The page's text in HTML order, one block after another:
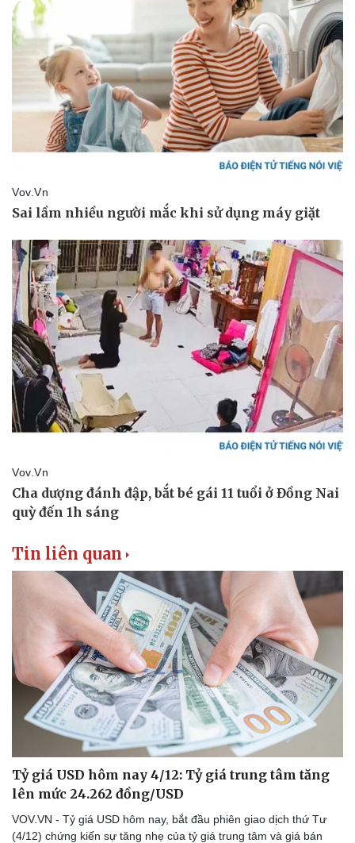
Tin liên quan
Tỷ giá USD hôm nay 4/12: Tỷ giá trung tâm tăng
lên mức 24.262 đồng/USD
VOV.VN - Tỷ giá USD hôm nay, bắt đầu phiên giao dịch thứ Tư
(4/12) chứng kiến sự tăng nhẹ của tỷ giá trung tâm và giá bán